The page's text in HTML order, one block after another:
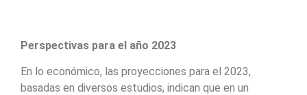
Perspectivas para el año 2023
En lo económico, las proyecciones para el 2023,
basadas en diversos estudios, indican que en un